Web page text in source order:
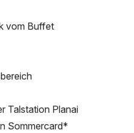
vom Buffet
Talstation Planai
Sommercard*